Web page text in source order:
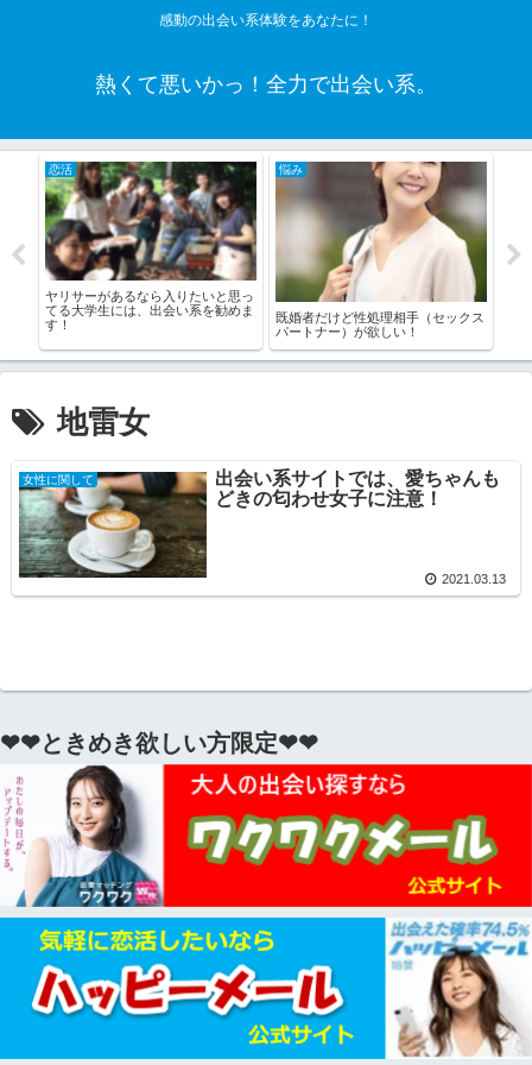
感動の出会い系体験をあなたに！
熱くて悪いかっ！全力で出会い系。
恋活
ヤリサーがあるなら入りたいと思っ
てる大学生には、出会い系を勧めま
す！
悩み
既婚者だけど性処理相手（セックス
パートナー）が欲しい！
地雷女
女性に関して
出会い系サイトでは、愛ちゃんも
どきの匂わせ女子に注意！
2021.03.13
❤❤ときめき欲しい方限定❤❤